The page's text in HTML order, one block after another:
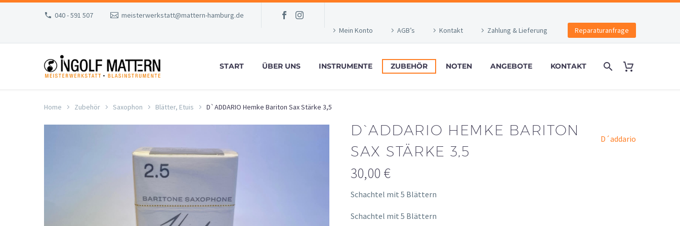
040 - 591 507
meisterwerkstatt@mattern-hamburg.de
Mein Konto
AGB’s Kontakt Zahlung & Lieferung Reparaturanfrage
START ÜBER UNS INSTRUMENTE ZUBEHÖR NOTEN ANGEBOTE KONTAKT
Home Zubehör Saxophon Blätter, Etuis D`ADDARIO Hemke Bariton Sax Stärke 3,5
D`ADDARIO HEMKE BARITON
SAX STÄRKE 3,5
D´addario
30,00 €
Schachtel mit 5 Blättern
Schachtel mit 5 Blättern